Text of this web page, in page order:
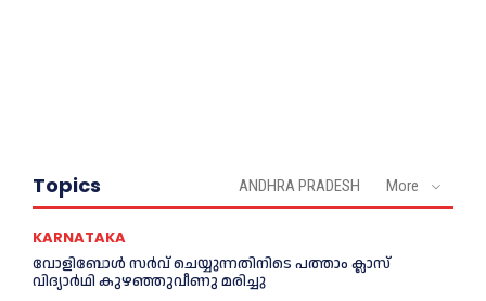
Topics ANDHRA PRADESH More
KARNATAKA
വോളിബോൾ സർവ് ചെയ്യുന്നതിനിടെ പത്താം ക്ലാസ്
വിദ്യാർഥി കുഴഞ്ഞുവീണു മരിച്ചു